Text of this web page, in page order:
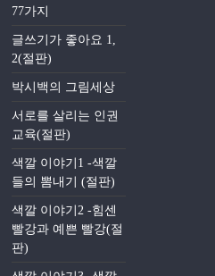
77가지
글쓰기가 좋아요 1,
2(절판)
박시백의 그림세상
서로를 살리는 인권
교육(절판)
색깔 이야기1 -색깔
들의 뽐내기 (절판)
색깔 이야기2 -힘센
빨강과 예쁜 빨강(절
판)